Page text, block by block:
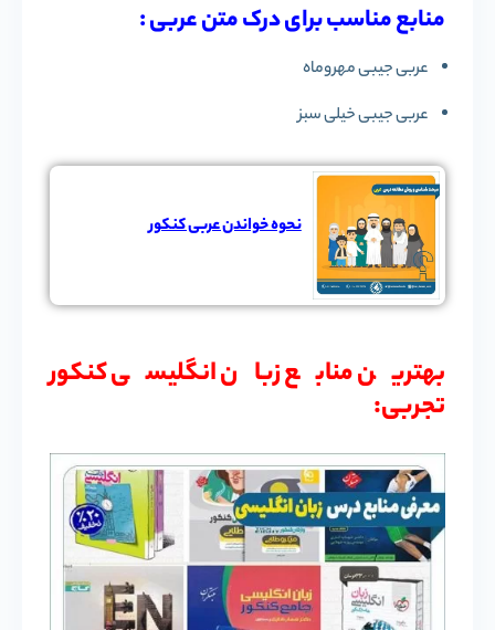
منابع مناسب برای درک متن عربی :
عربی جیبی مهروماه
عربی جیبی خیلی سبز
نحوه خواندن عربی کنکور
بهترین منابع زبان انگلیسی کنکور
تجربی: